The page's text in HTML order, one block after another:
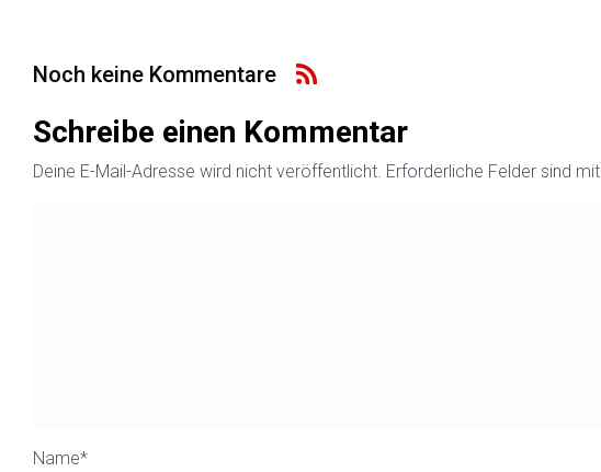
Noch keine Kommentare
Schreibe einen Kommentar
Deine E-Mail-Adresse wird nicht veröffentlicht. Erforderliche Felder sind mit
Name*